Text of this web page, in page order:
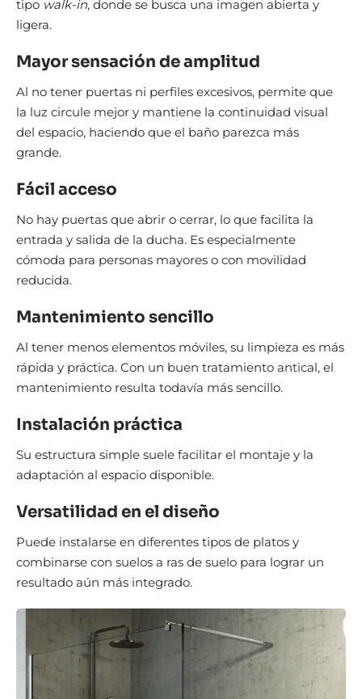
tipo walk-in, donde se busca una imagen abierta y
ligera.
Mayor sensación de amplitud
Al no tener puertas ni perfiles excesivos, permite que
la luz circule mejor y mantiene la continuidad visual
del espacio, haciendo que el baño parezca más
grande.
Fácil acceso
No hay puertas que abrir o cerrar, lo que facilita la
entrada y salida de la ducha. Es especialmente
cómoda para personas mayores o con movilidad
reducida.
Mantenimiento sencillo
Al tener menos elementos móviles, su limpieza es más
rápida y práctica. Con un buen tratamiento antical, el
mantenimiento resulta todavía más sencillo.
Instalación práctica
Su estructura simple suele facilitar el montaje y la
adaptación al espacio disponible.
Versatilidad en el diseño
Puede instalarse en diferentes tipos de platos y
combinarse con suelos a ras de suelo para lograr un
resultado aún más integrado.